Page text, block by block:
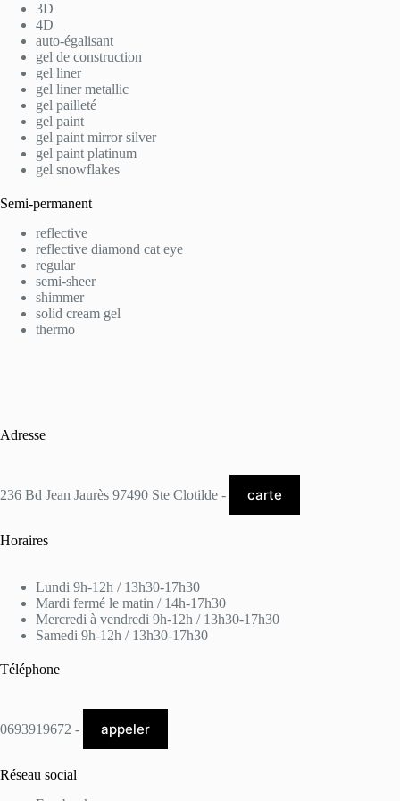
3D
4D
auto-égalisant
gel de construction
gel liner
gel liner metallic
gel pailleté
gel paint
gel paint mirror silver
gel paint platinum
gel snowflakes
Semi-permanent
reflective
reflective diamond cat eye
regular
semi-sheer
shimmer
solid cream gel
thermo
Adresse
236 Bd Jean Jaurès 97490 Ste Clotilde - carte
Horaires
Lundi 9h-12h / 13h30-17h30
Mardi fermé le matin / 14h-17h30
Mercredi à vendredi 9h-12h / 13h30-17h30
Samedi 9h-12h / 13h30-17h30
Téléphone
0693919672 - appeler
Réseau social